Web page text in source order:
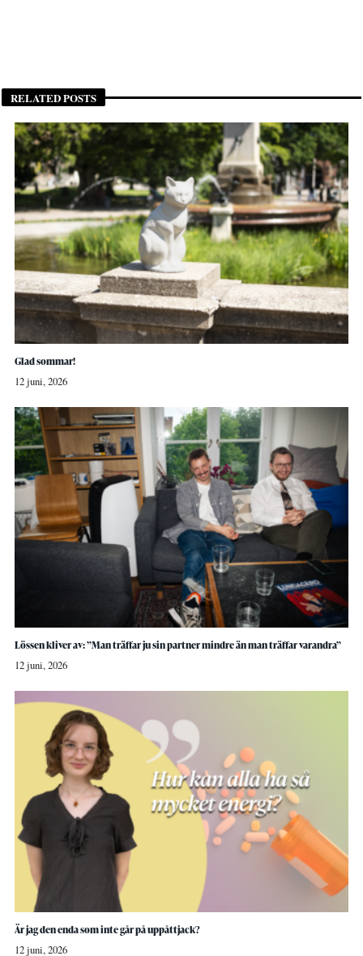
RELATED POSTS
Glad sommar!
12 juni, 2026
Lössen kliver av: ”Man träffar ju sin partner mindre än man träffar varandra”
12 juni, 2026
Är jag den enda som inte går på uppåttjack?
12 juni, 2026